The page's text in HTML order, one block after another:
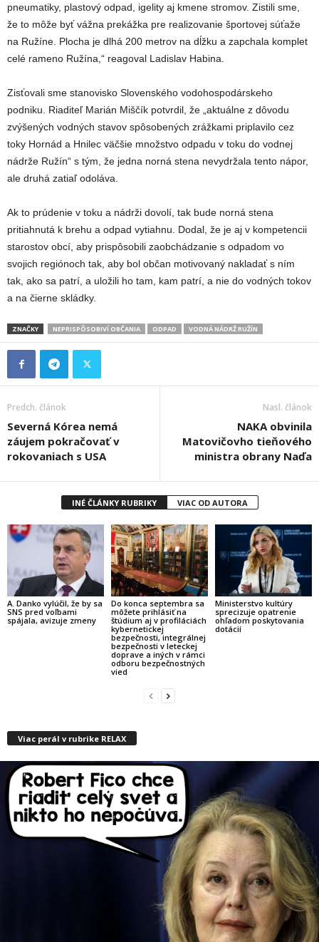
pneumatiky, plastový odpad, igelity aj kmene stromov. Zistili sme,
že to môže byť vážna prekážka pre realizovanie športovej súťaže
na Ružíne. Plocha je dlhá 200 metrov na dĺžku a zapchala komplet
celé rameno Ružína,“ reagoval Ladislav Habina.
Zisťovali sme stanovisko Slovenského vodohospodárskeho
podniku. Riaditeľ Marián Miščík potvrdil, že „aktuálne z dôvodu
zvýšených vodných stavov spôsobených zrážkami priplavilo cez
toky Hornád a Hnilec väčšie množstvo odpadu v toku do vodnej
nádrže Ružín“ s tým, že jedna norná stena nevydržala tento nápor,
ale druhá zatiaľ odoláva.
Ak to prúdenie v toku a nádrži dovolí, tak bude norná stena
pritiahnutá k brehu a odpad vytiahnu. Dodal, že je aj v kompetencii
starostov obcí, aby prispôsobili zaobchádzanie s odpadom vo
svojich regiónoch tak, aby bol občan motivovaný nakladať s ním
tak, ako sa patrí, a uložili ho tam, kam patrí, a nie do vodných tokov
a na čierne skládky.
ZNAČKY NEPRISPÔSOBIVÍ OBČANIA ODPAD VODNÁ NÁDRŽ RUŽÍN
Predch. článok
Severná Kórea nemá
záujem pokračovať v
rokovaniach s USA
Nasl. článok
NAKA obvinila
Matovičovho tieňového
ministra obrany Naďa
INÉ ČLÁNKY RUBRIKY VIAC OD AUTORA
A. Danko vylúčil, že by sa
SNS pred voľbami
spájala, avizuje zmeny
Do konca septembra sa
môžete prihlásiť na
štúdium aj v profiláciách
kybernetickej
bezpečnosti, integrálnej
bezpečnosti v leteckej
doprave a iných v rámci
odboru bezpečnostných
vied
Ministerstvo kultúry
sprecizuje opatrenie
ohľadom poskytovania
dotácií
Viac perál v rubrike RELAX